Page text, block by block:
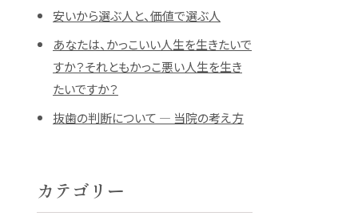
安いから選ぶ人と、価値で選ぶ人
あなたは、かっこいい人生を生きたいで
すか？それともかっこ悪い人生を生き
たいですか？
抜歯の判断について ― 当院の考え方
カテゴリー